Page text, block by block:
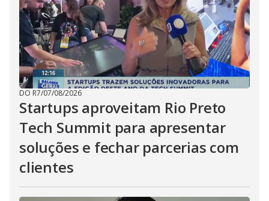
DO R7/07/08/2026
Startups aproveitam Rio Preto
Tech Summit para apresentar
soluções e fechar parcerias com
clientes